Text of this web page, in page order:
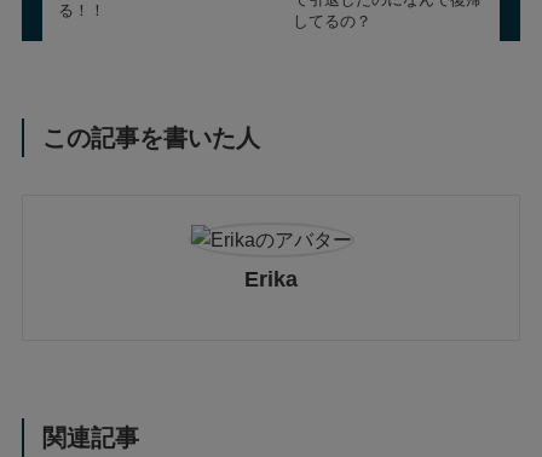
る！！
してるの？
この記事を書いた人
Erika
関連記事